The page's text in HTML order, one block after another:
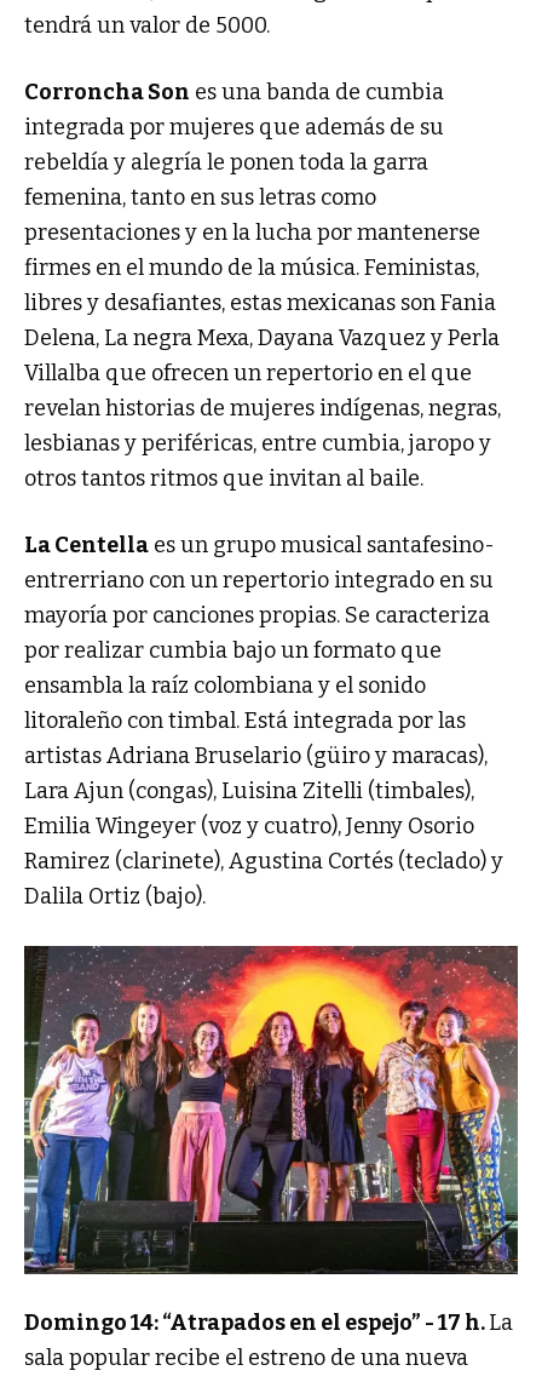
tendrá un valor de 5000.
Corroncha Son es una banda de cumbia
integrada por mujeres que además de su
rebeldía y alegría le ponen toda la garra
femenina, tanto en sus letras como
presentaciones y en la lucha por mantenerse
firmes en el mundo de la música. Feministas,
libres y desafiantes, estas mexicanas son Fania
Delena, La negra Mexa, Dayana Vazquez y Perla
Villalba que ofrecen un repertorio en el que
revelan historias de mujeres indígenas, negras,
lesbianas y periféricas, entre cumbia, jaropo y
otros tantos ritmos que invitan al baile.
La Centella es un grupo musical santafesino-
entrerriano con un repertorio integrado en su
mayoría por canciones propias. Se caracteriza
por realizar cumbia bajo un formato que
ensambla la raíz colombiana y el sonido
litoraleño con timbal. Está integrada por las
artistas Adriana Bruselario (güiro y maracas),
Lara Ajun (congas), Luisina Zitelli (timbales),
Emilia Wingeyer (voz y cuatro), Jenny Osorio
Ramirez (clarinete), Agustina Cortés (teclado) y
Dalila Ortiz (bajo).
Domingo 14: “Atrapados en el espejo” - 17 h.La
sala popular recibe el estreno de una nueva